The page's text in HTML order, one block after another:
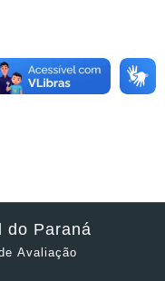
do Paraná
Avaliação